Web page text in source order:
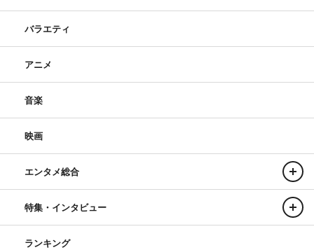
バラエティ
アニメ
音楽
映画
エンタメ総合
特集・インタビュー
ランキング